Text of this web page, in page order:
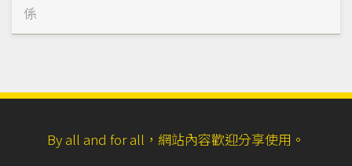
係
By all and for all，網站內容歡迎分享使用。